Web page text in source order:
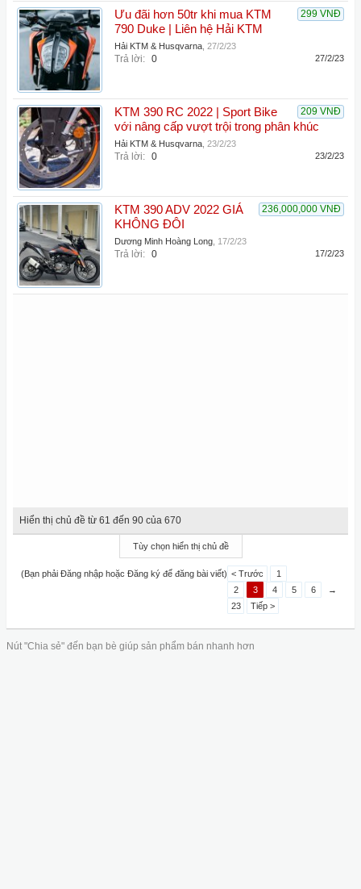
299 VNĐ
Ưu đãi hơn 50tr khi mua KTM
790 Duke | Liên hệ Hải KTM
Hải KTM & Husqvarna 27/2/23
Trả lời: 0 27/2/23
209 VNĐ
KTM 390 RC 2022 | Sport Bike
với nâng cấp vượt trội trong phân khúc
Hải KTM & Husqvarna 23/2/23
Trả lời: 0 23/2/23
236,000,000 VNĐ
KTM 390 ADV 2022 GIÁ
KHÔNG ĐÔI
Dương Minh Hoàng Long 17/2/23
Trả lời: 0 17/2/23
Hiển thị chủ đề từ 61 đến 90 của 670
Tùy chọn hiển thị chủ đề
(Bạn phải Đăng nhập hoặc Đăng ký để đăng bài viết) < Trước
1
2
3 4 5 6
→
23
Tiếp >
Nút "Chia sẻ" đến bạn bè giúp sản phẩm bán nhanh hơn